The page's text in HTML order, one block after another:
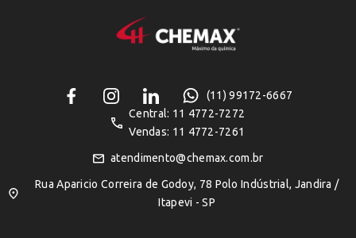
(11) 99172-6667
Central: 11 4772-7272
Vendas: 11 4772-7261
atendimento@chemax.com.br
Rua Aparicio Correira de Godoy, 78 Polo Indústrial, Jandira /
Itapevi - SP